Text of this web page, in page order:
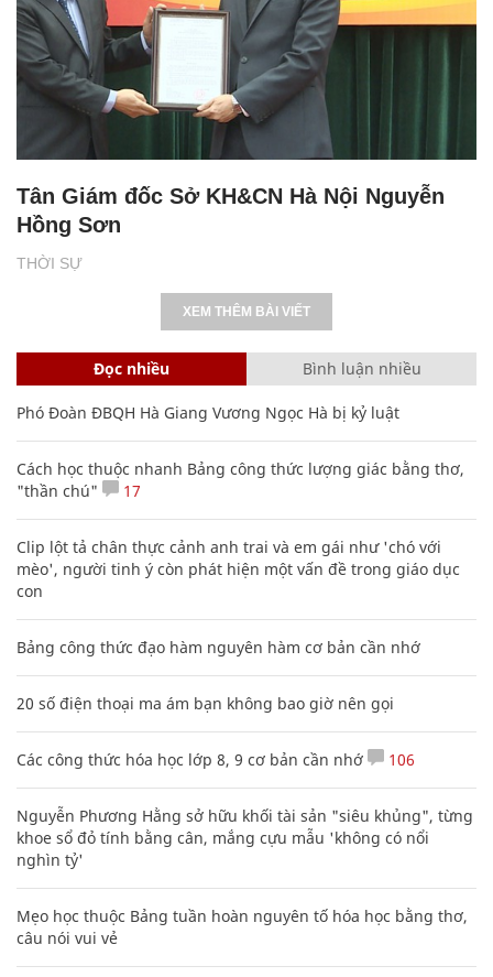
THỜI SỰ
Tân Giám đốc Sở KH&CN Hà Nội Nguyễn
Hồng Sơn
XEM THÊM BÀI VIẾT
Đọc nhiều Bình luận nhiều
Phó Đoàn ĐBQH Hà Giang Vương Ngọc Hà bị kỷ luật
Cách học thuộc nhanh Bảng công thức lượng giác bằng thơ,
"thần chú"
17
Clip lột tả chân thực cảnh anh trai và em gái như 'chó với
mèo', người tinh ý còn phát hiện một vấn đề trong giáo dục
con
Bảng công thức đạo hàm nguyên hàm cơ bản cần nhớ
20 số điện thoại ma ám bạn không bao giờ nên gọi
Các công thức hóa học lớp 8, 9 cơ bản cần nhớ 106
Nguyễn Phương Hằng sở hữu khối tài sản "siêu khủng", từng
khoe sổ đỏ tính bằng cân, mắng cựu mẫu 'không có nổi
nghìn tỷ'
Mẹo học thuộc Bảng tuần hoàn nguyên tố hóa học bằng thơ,
câu nói vui vẻ